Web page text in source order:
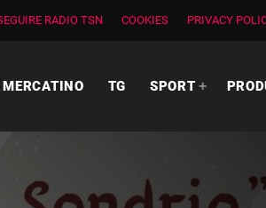
RADIO TSN COOKIES PRIVACY
MERCATINO TG SPORT